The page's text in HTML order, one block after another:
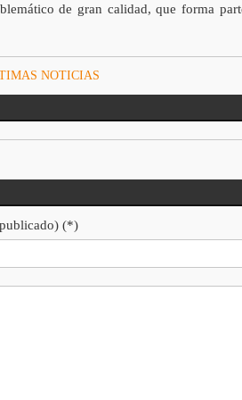
de gran calidad, que forma
NOTICIAS
(*)